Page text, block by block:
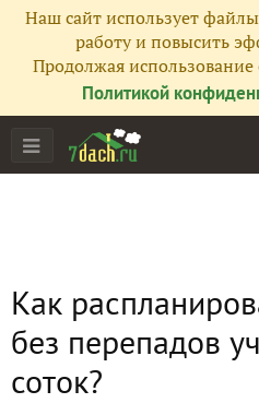
Наш сайт использует
работу и повысить
Продолжая использование
Политикой
Как
без перепадов
соток?